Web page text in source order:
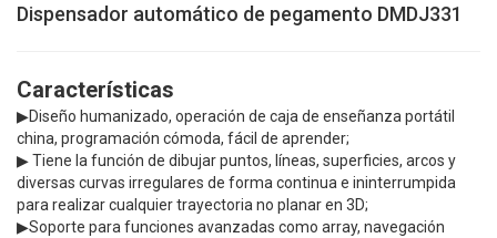
Dispensador automático de pegamento DMDJ331
Características
▶Diseño humanizado, operación de caja de enseñanza portátil
china, programación cómoda, fácil de aprender;
▶ Tiene la función de dibujar puntos, líneas, superficies, arcos y
diversas curvas irregulares de forma continua e ininterrumpida
para realizar cualquier trayectoria no planar en 3D;
▶Soporte para funciones avanzadas como array, navegación